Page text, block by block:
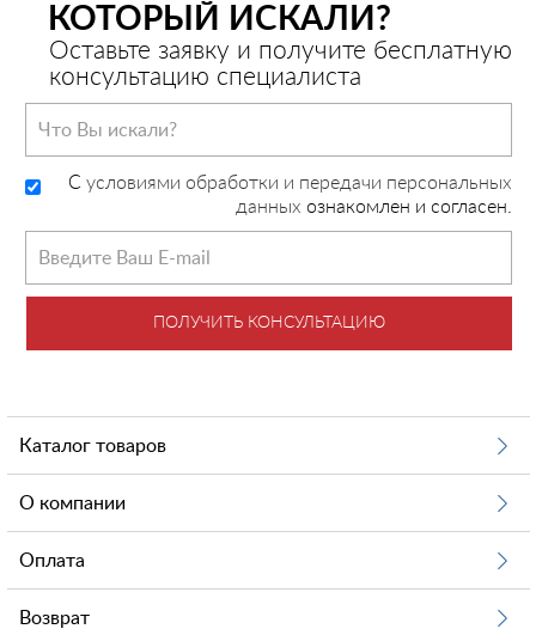
КОТОРЫЙ ИСКАЛИ?
Оставьте заявку и получите бесплатную
консультацию специалиста
C условиями обработки и передачи персональных
данных ознакомлен и согласен.
ПОЛУЧИТЬ КОНСУЛЬТАЦИЮ
Каталог товаров
О компании
Оплата
Возврат